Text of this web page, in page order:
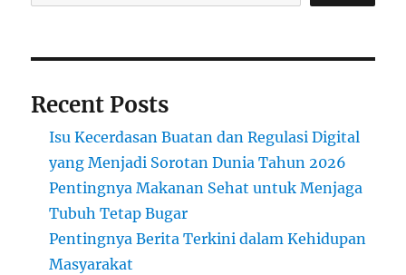
Recent Posts
Isu Kecerdasan Buatan dan Regulasi Digital
yang Menjadi Sorotan Dunia Tahun 2026
Pentingnya Makanan Sehat untuk Menjaga
Tubuh Tetap Bugar
Pentingnya Berita Terkini dalam Kehidupan
Masyarakat